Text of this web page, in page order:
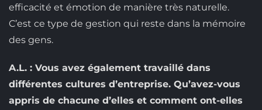
efficacité et émotion de manière très naturelle.
C’est ce type de gestion qui reste dans la mémoire
des gens.
A.L. : Vous avez également travaillé dans
différentes cultures d’entreprise. Qu’avez-vous
appris de chacune d’elles et comment ont-elles